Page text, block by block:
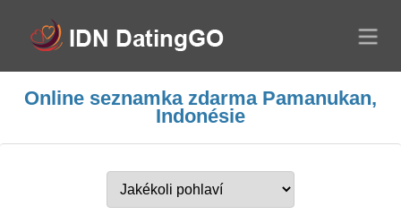
Online seznamka zdarma Pamanukan,
Indonésie